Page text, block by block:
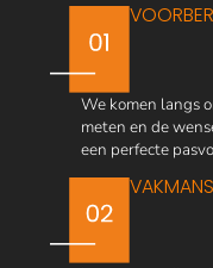
We komen langs
meten en de
een perfecte